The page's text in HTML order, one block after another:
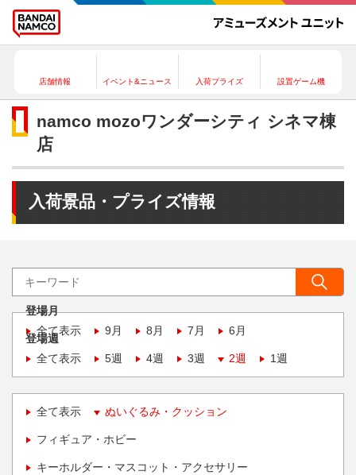
店舗情報 イベント&ニュース 入荷プライズ 設置ゲーム機
namco mozoワンダーシティ シネマ棟
店
入荷景品・プライズ情報
登場月
全て表示
9月 8月 7月 6月
登場週
全て表示
5週 4週 3週 2週 1週
全て表示 ぬいぐるみ・クッション
フィギュア・ホビー
キーホルダー・マスコット・アクセサリー